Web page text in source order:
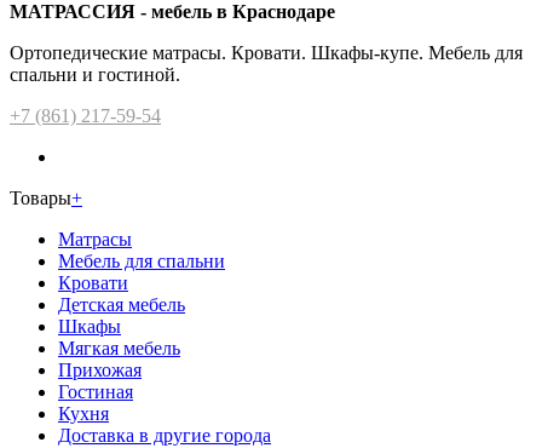
МАТРАССИЯ - мебель в Краснодаре
Ортопедические матрасы. Кровати. Шкафы-купе. Мебель для
спальни и гостиной.
+7 (861) 217-59-54
Товары+
Матрасы
Мебель для спальни
Кровати
Детская мебель
Шкафы
Мягкая мебель
Прихожая
Гостиная
Кухня
Доставка в другие города